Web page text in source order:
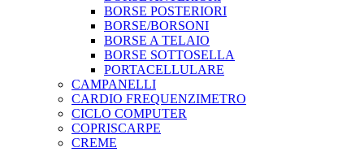
BORSE POSTERIORI
BORSE/BORSONI
BORSE A TELAIO
BORSE SOTTOSELLA
PORTACELLULARE
CAMPANELLI
CARDIO FREQUENZIMETRO
CICLO COMPUTER
COPRISCARPE
CREME